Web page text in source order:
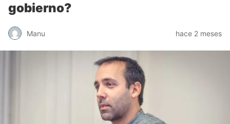
gobierno?
Manu hace 2 meses